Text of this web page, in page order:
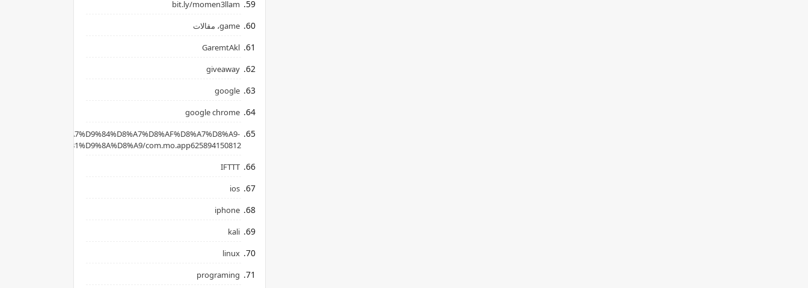
bit.ly/momen3llam
game، مقالات
GaremtAkl
giveaway
google
google chrome
ar/%D8%A7%D9%84%D8%A7%D8%AF%D8%A7%D8%A9-
com.mo.app625894150812
IFTTT
ios
iphone
kali
linux
programing